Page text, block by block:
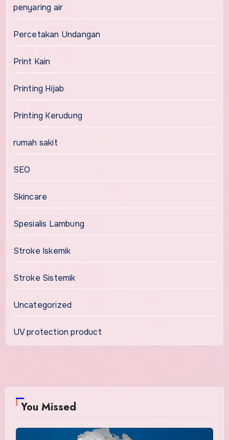
penyaring air
Percetakan Undangan
Print Kain
Printing Hijab
Printing Kerudung
rumah sakit
SEO
Skincare
Spesialis Lambung
Stroke Iskemik
Stroke Sistemik
Uncategorized
UV protection product
You Missed